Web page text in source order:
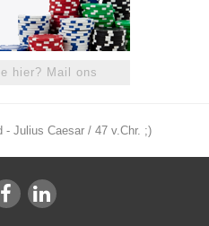
hier? Mail ons
- Julius Caesar / 47 v.Chr. ;)